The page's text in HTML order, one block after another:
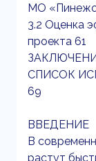
МО
3.2 Оценка
проекта 61
СПИСОК
69
ВВЕДЕНИЕ
В
растут